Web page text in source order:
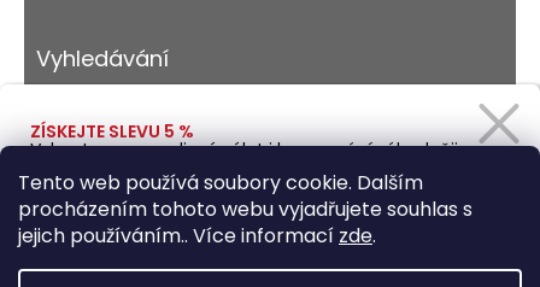
Tento web používá soubory cookie. Dalším
procházením tohoto webu vyjadřujete souhlas s
jejich používáním.. Více informací zde.
Vyhledávání
HLEDAT
ZÍSKEJTE SLEVU 5 %
Vybavte se na rodinný výlet i kempování výhodněji.
Zadejte svůj e-mail a obratem Vám pošleme
slevový kód.